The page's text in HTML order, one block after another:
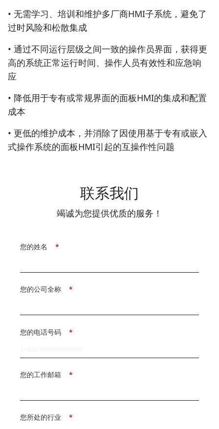
• 无需学习、培训和维护多厂商HMI子系统，避免了
过时风险和松散集成
• 通过不同运行层级之间一致的操作员界面，获得更
高的系统正常运行时间、操作人员有效性和应急响
应
• 降低用于专有或常规界面的面板HMI的集成和配置
成本
• 更低的维护成本，并消除了因使用基于专有或嵌入
式操作系统的面板HMI引起的互操作性问题
联系我们
竭诚为您提供优质的服务！
*
您的姓名
*
您的公司全称
*
您的电话号码
*
您的工作邮箱
*
您所处的行业